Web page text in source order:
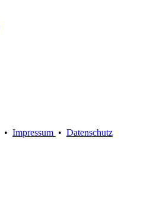
• Impressum • Datenschutz